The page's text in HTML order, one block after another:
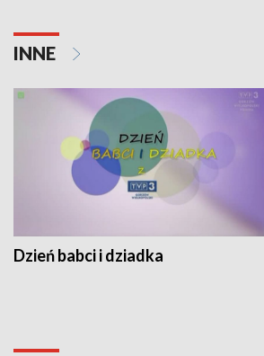
INNE
Dzień babci i dziadka